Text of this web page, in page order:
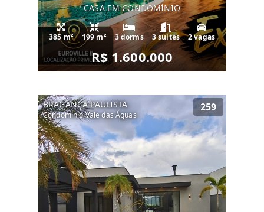
CASA EM CONDOMÍNIO
385 m² 199 m² 3 dorms 3 suítes 2 vagas
R$ 1.600.000
BRAGANÇA PAULISTA
Condomínio Vale das Águas
259